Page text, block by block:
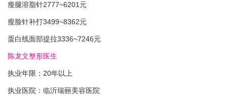
瘦腿溶脂针2777~6201元
瘦脸针补打3499~8362元
蛋白线面部提拉3336~7246元
陈龙文整形医生
执业年限：20年以上
执业医院：临沂瑞丽美容医院